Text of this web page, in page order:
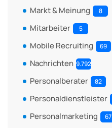
Markt & Meinung 8
Mitarbeiter 5
Mobile Recruiting 69
Nachrichten 9.792
Personalberater 82
Personaldienstleister
Personalmarketing 67